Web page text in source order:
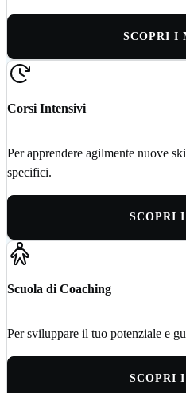
SCOPRI I
Corsi Intensivi
Per apprendere agilmente nuove
specifici.
SCOPRI
Scuola di Coaching
Per sviluppare il tuo potenziale e
SCOPRI